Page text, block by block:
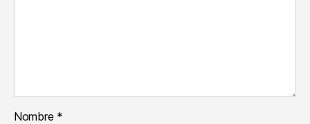
Nombre *